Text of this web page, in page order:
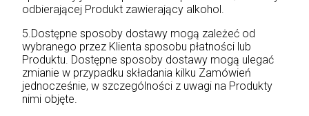
odbierającej Produkt zawierający alkohol.
5.Dostępne sposoby dostawy mogą zależeć od
wybranego przez Klienta sposobu płatności lub
Produktu. Dostępne sposoby dostawy mogą ulegać
zmianie w przypadku składania kilku Zamówień
jednocześnie, w szczególności z uwagi na Produkty
nimi objęte.